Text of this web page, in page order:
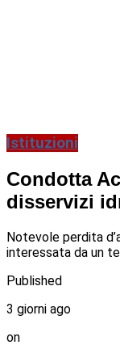
Istituzioni
Condotta
disservizi
Notevole perdita
interessata da un
Published
3 giorni ago
on